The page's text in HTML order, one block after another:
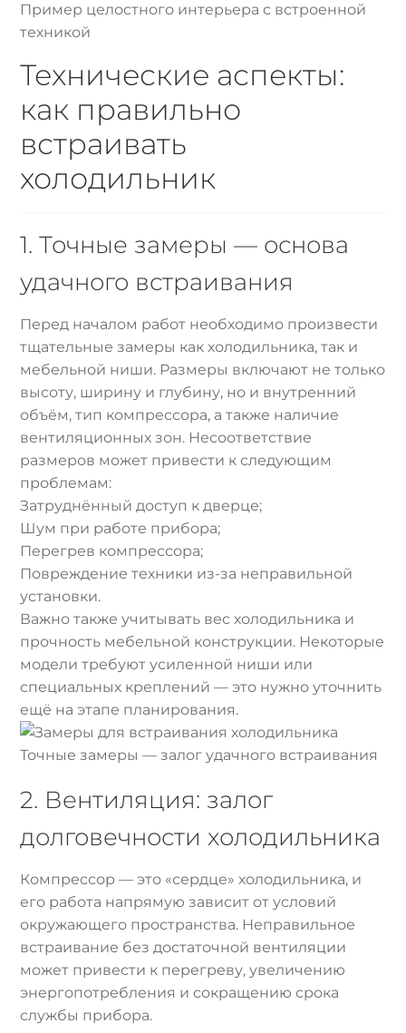
Пример целостного интерьера с встроенной
техникой
Технические аспекты:
как правильно
встраивать
холодильник
1. Точные замеры — основа
удачного встраивания
Перед началом работ необходимо произвести
тщательные замеры как холодильника, так и
мебельной ниши. Размеры включают не только
высоту, ширину и глубину, но и внутренний
объём, тип компрессора, а также наличие
вентиляционных зон. Несоответствие
размеров может привести к следующим
проблемам:
Затруднённый доступ к дверце;
Шум при работе прибора;
Перегрев компрессора;
Повреждение техники из-за неправильной
установки.
Важно также учитывать вес холодильника и
прочность мебельной конструкции. Некоторые
модели требуют усиленной ниши или
специальных креплений — это нужно уточнить
ещё на этапе планирования.
Точные замеры — залог удачного встраивания
2. Вентиляция: залог
долговечности холодильника
Компрессор — это «сердце» холодильника, и
его работа напрямую зависит от условий
окружающего пространства. Неправильное
встраивание без достаточной вентиляции
может привести к перегреву, увеличению
энергопотребления и сокращению срока
службы прибора.